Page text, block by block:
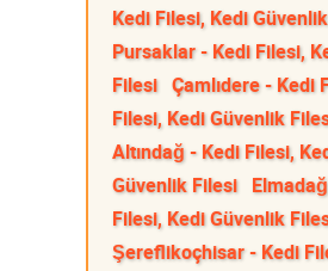
Kedi Filesi, Kedi
Pursaklar - Kedi Filesi,
Filesi Çamlıdere - Kedi
Filesi, Kedi Güvenlik
Altındağ - Kedi Filesi,
Güvenlik Filesi
Filesi, Kedi Güvenlik
Şereflikoçhisar - Kedi